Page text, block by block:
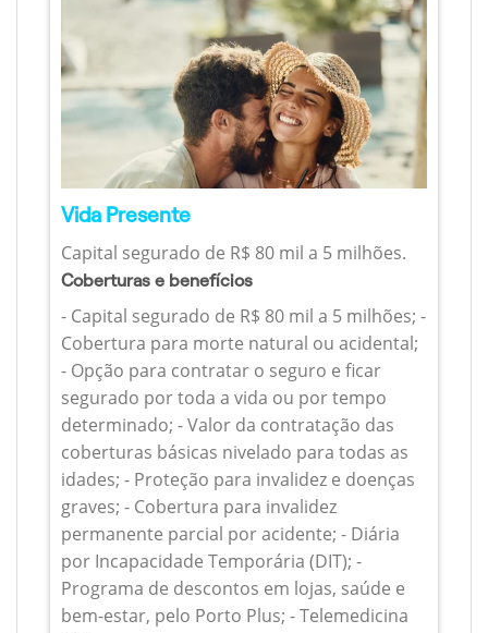
Vida Presente
Capital segurado de R$ 80 mil a 5 milhões.
Coberturas e benefícios
- Capital segurado de R$ 80 mil a 5 milhões; -
Cobertura para morte natural ou acidental;
- Opção para contratar o seguro e ficar
segurado por toda a vida ou por tempo
determinado; - Valor da contratação das
coberturas básicas nivelado para todas as
idades; - Proteção para invalidez e doenças
graves; - Cobertura para invalidez
permanente parcial por acidente; - Diária
por Incapacidade Temporária (DIT); -
Programa de descontos em lojas, saúde e
bem-estar, pelo Porto Plus; - Telemedicina